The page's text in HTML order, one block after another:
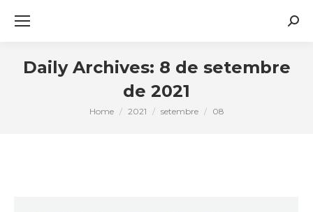
Daily Archives: 8 de setembre
de 2021
You are here:
Home 2021 setembre 08